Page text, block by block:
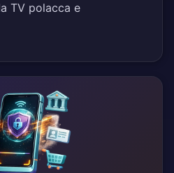
TV polacca e